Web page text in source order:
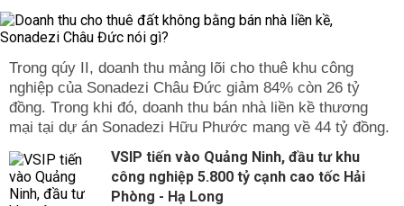
Trong qúy II, doanh thu mảng lõi cho thuê khu công
nghiệp của Sonadezi Châu Đức giảm 84% còn 26 tỷ
đồng. Trong khi đó, doanh thu bán nhà liền kề thương
mại tại dự án Sonadezi Hữu Phước mang về 44 tỷ đồng.
VSIP tiến vào Quảng Ninh, đầu tư khu
công nghiệp 5.800 tỷ cạnh cao tốc Hải
Phòng - Hạ Long